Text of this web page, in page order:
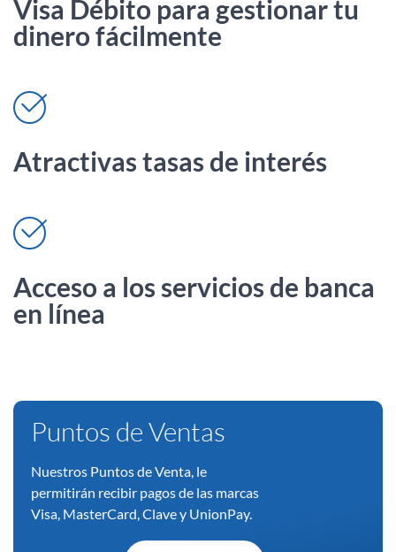
Visa Débito para gestionar tu
dinero fácilmente
Atractivas tasas de interés
Acceso a los servicios de banca
en línea
Puntos de Ventas
Nuestros Puntos de Venta, le
permitirán recibir pagos de las marcas
Visa, MasterCard, Clave y UnionPay.